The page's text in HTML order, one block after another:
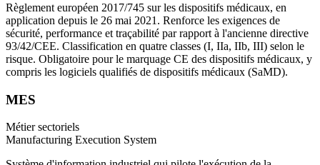
Règlement européen 2017/745 sur les dispositifs médicaux, en
application depuis le 26 mai 2021. Renforce les exigences de
sécurité, performance et traçabilité par rapport à l'ancienne directive
93/42/CEE. Classification en quatre classes (I, IIa, IIb, III) selon le
risque. Obligatoire pour le marquage CE des dispositifs médicaux, y
compris les logiciels qualifiés de dispositifs médicaux (SaMD).
MES
Métier sectoriels
Manufacturing Execution System